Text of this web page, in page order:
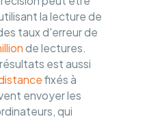
la lecture de
taux d'erreur de
de lectures.
est aussi
fixés à
envoyer les
qui